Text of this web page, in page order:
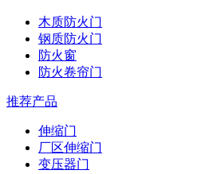
木质防火门
钢质防火门
防火窗
防火卷帘门
推荐产品
伸缩门
厂区伸缩门
变压器门